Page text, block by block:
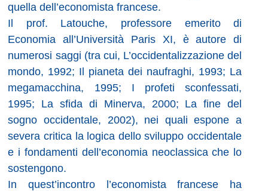
quella dell’economista francese.
Il prof. Latouche, professore emerito di
Economia all’Università Paris XI, è autore di
numerosi saggi (tra cui, L’occidentalizzazione del
mondo, 1992; Il pianeta dei naufraghi, 1993; La
megamacchina, 1995; I profeti sconfessati,
1995; La sfida di Minerva, 2000; La fine del
sogno occidentale, 2002), nei quali espone a
severa critica la logica dello sviluppo occidentale
e i fondamenti dell’economia neoclassica che lo
sostengono.
In quest’incontro l’economista francese ha